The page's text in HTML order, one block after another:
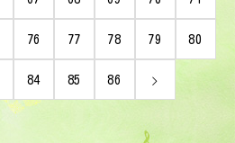
76 77 78 79 80
84 85 86